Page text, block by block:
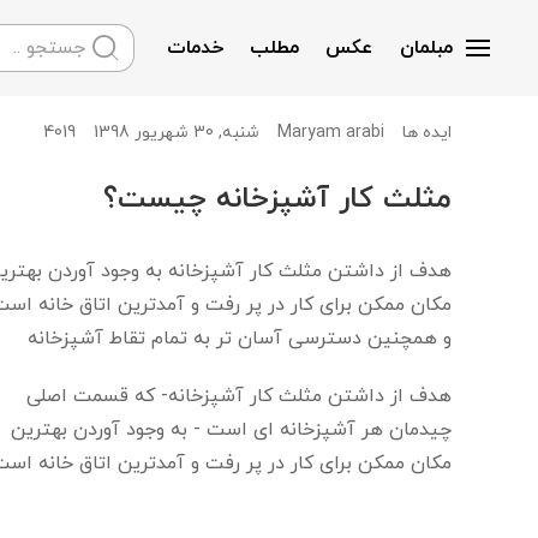
مبلمان عکس مطلب خدمات
ایده ها Maryam arabi شنبه, 30 شهریور 1398 4019
مثلث کار آشپزخانه چیست؟
هدف از داشتن مثلث کار آشپزخانه به وجود آوردن
مکان ممکن برای کار در پر رفت و آمدترین اتاق خانه
و همچنین دسترسی آسان تر به تمام تقاط آشپزخانه
هدف از داشتن مثلث کار آشپزخانه- که قسمت اصلی
چیدمان هر آشپزخانه ای است - به وجود آوردن بهترین
مکان ممکن برای کار در پر رفت و آمدترین اتاق خانه